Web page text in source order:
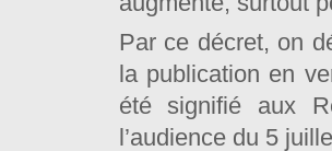
Par ce décret, on
la publication en
été signifié aux
l’audience du 5